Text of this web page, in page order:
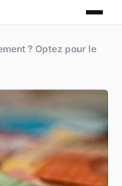
? Optez pour le